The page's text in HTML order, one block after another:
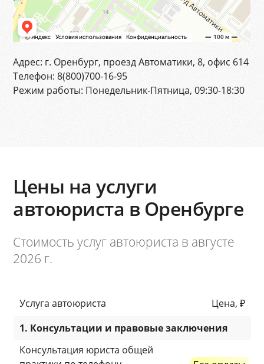
Адрес: г. Оренбург, проезд Автоматики, 8, офис 614
Телефон: 8(800)700-16-95
Режим работы: Понедельник-Пятница, 09:30-18:30
Цены на услуги
автоюриста в Оренбурге
Стоимость услуг автоюриста в августе
2026 г.
Услуга автоюриста
Цена, ₽
1. Консультации и правовые заключения
Консультация юриста общей